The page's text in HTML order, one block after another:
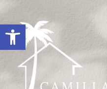
Abrir barra de herramientas